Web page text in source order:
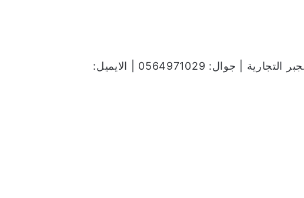
مدير العلاقات العامة والفعاليات | شركة الجبر التجارية | جوال: 0564971029 | الايميل: